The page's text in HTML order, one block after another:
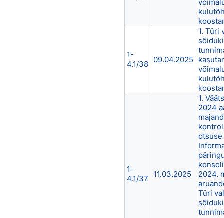
1-
4.1/38 09.04.2025
1. Türi
1-
4.1/37
11.03.2025
1.
2024
2024.
Türi